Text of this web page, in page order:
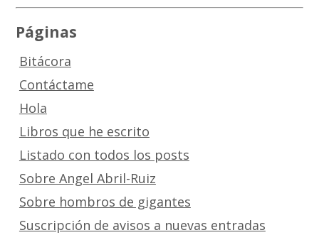
Páginas
Bitácora
Contáctame
Hola
Libros que he escrito
Listado con todos los posts
Sobre Angel Abril-Ruiz
Sobre hombros de gigantes
Suscripción de avisos a nuevas entradas